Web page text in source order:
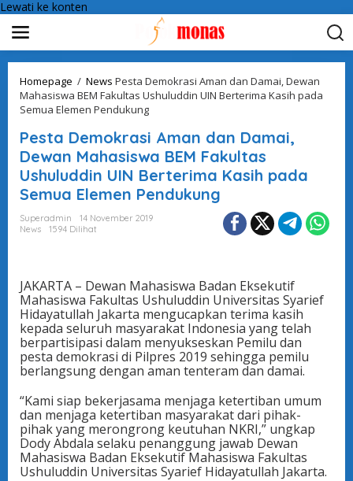
Lewati ke konten
Homepage / News Pesta Demokrasi Aman dan Damai, Dewan
Mahasiswa BEM Fakultas Ushuluddin UIN Berterima Kasih pada
Semua Elemen Pendukung
Pesta Demokrasi Aman dan Damai,
Dewan Mahasiswa BEM Fakultas
Ushuluddin UIN Berterima Kasih pada
Semua Elemen Pendukung
Superadmin
14 November 2019
News
1594 Dilihat
JAKARTA – Dewan Mahasiswa Badan Eksekutif
Mahasiswa Fakultas Ushuluddin Universitas Syarief
Hidayatullah Jakarta mengucapkan terima kasih
kepada seluruh masyarakat Indonesia yang telah
berpartisipasi dalam menyukseskan Pemilu dan
pesta demokrasi di Pilpres 2019 sehingga pemilu
berlangsung dengan aman tenteram dan damai.
“Kami siap bekerjasama menjaga ketertiban umum
dan menjaga ketertiban masyarakat dari pihak-
pihak yang merongrong keutuhan NKRI,” ungkap
Dody Abdala selaku penanggung jawab Dewan
Mahasiswa Badan Eksekutif Mahasiswa Fakultas
Ushuluddin Universitas Syarief Hidayatullah Jakarta.